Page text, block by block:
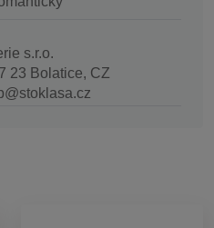
s.r.o.
23 Bolatice, CZ